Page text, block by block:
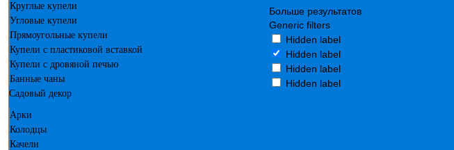
Больше результатов
Generic filters
Hidden label
Hidden label
Hidden label
Hidden label
Круглые купели
Угловые купели
Прямоугольные купели
Купели с пластиковой вставкой
Купели с дровяной печью
Банные чаны
Садовый декор
Арки
Колодцы
Качели